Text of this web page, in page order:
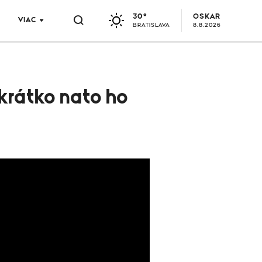
VIAC 30°
BRATISLAVA
OSKAR
8.8.2026
nato ho